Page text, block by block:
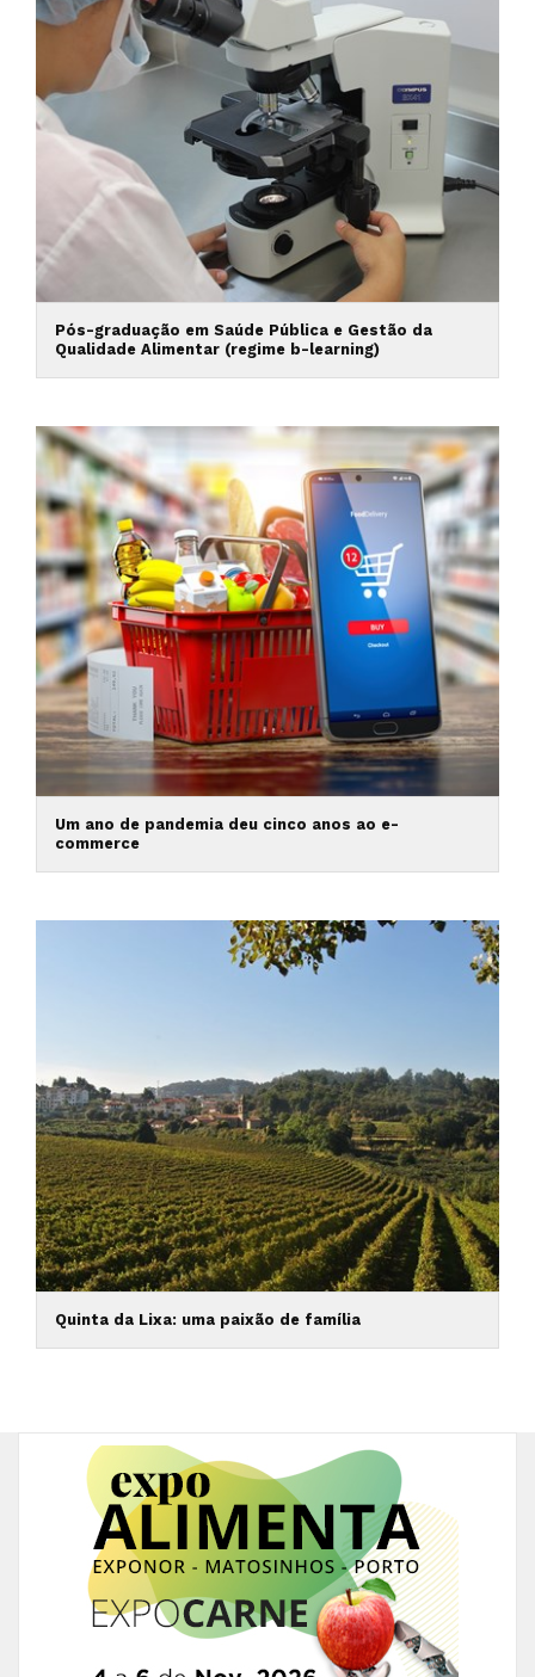
Pós-graduação em Saúde Pública e Gestão da
Qualidade Alimentar (regime b-learning)
Um ano de pandemia deu cinco anos ao e-
commerce
Quinta da Lixa: uma paixão de família